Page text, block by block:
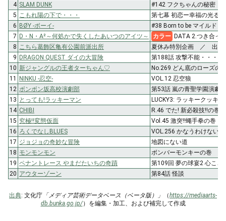
4 SLAM DUNK
#142 フクちゃんの秘密
5
こもれ陽の下で・・・
第七幕 初恋ー幸福の光る
6 BØY -ボーイ-
#38 Born to be マイルド（
7 D・N・A²～何処かで失くしたあいつのアイツ～ カラー DATA 2.つき合っ
8
こちら葛飾区亀有公園前派出所
夏休み特別企画 ／ 出現!
9 DRAGON QUEST ダイの大冒険
第188話 攻撃不能・・・!?
10 新ジャングルの王者ターちゃん♡
No.269 どん底のローズの
11 NINKU -忍空-
VOL.12 忍空狼
12 ボンボン坂高校演劇部
第53話 嵐の青聖学園演劇
13 とっても!ラッキーマン
LUCKY3: ラッキークッキ
14 CHIBI
R.46 でた! 新必殺技!!の巻
15 究極!!変態仮面
Vol.45 激突!!蠅手拳の巻
16 ろくでなしBLUES
VOL.256 かなうわけない
17 ジョジョの奇妙な冒険
地図にない道
18 モンモンモン
ボンバーモンキーの巻
19 ペナントレース やまだたいちの奇蹟
第109回 夢の球宴2 心ここ
20 アウターゾーン 第84話 怪談
出典: 文化庁 「メディア芸術データベース（ベータ版）」 （https://mediaarts-
db.bunka.go.jp/）を編集・加工、および補完して作成